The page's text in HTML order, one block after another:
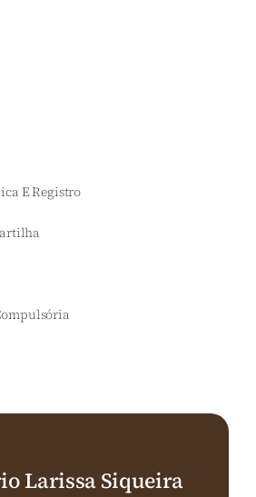
E Registro
Larissa Siqueira